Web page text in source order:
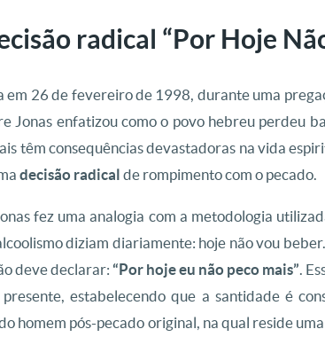
radical “Por Hoje
em 26 de fevereiro de 1998, durante uma
Jonas enfatizou como o povo hebreu perdeu
têm consequências devastadoras na vida
decisão radical de rompimento com o pecado.
fez uma analogia com a metodologia
diziam diariamente: hoje não vou
deve declarar: “Por hoje eu não peco mais”.
estabelecendo que a santidade é
homem pós-pecado original, na qual reside